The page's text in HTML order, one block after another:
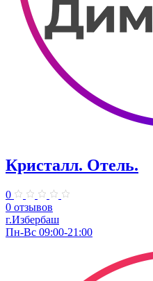
Кристалл. Отель.
0
0 отзывов
г.Избербаш
Пн-Вс 09:00-21:00